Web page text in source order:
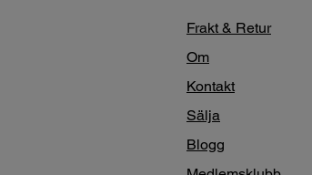
Frakt & Retur
Om
Kontakt
Sälja
Blogg